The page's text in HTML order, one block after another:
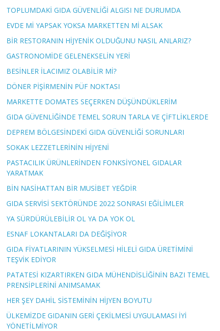
TOPLUMDAKİ GIDA GÜVENLİĞİ ALGISI NE DURUMDA
EVDE Mİ YAPSAK YOKSA MARKETTEN Mİ ALSAK
BİR RESTORANIN HİJYENİK OLDUĞUNU NASIL ANLARIZ?
GASTRONOMİDE GELENEKSELİN YERİ
BESİNLER İLACIMIZ OLABİLİR Mİ?
DÖNER PİŞİRMENİN PÜF NOKTASI
MARKETTE DOMATES SEÇERKEN DÜŞÜNDÜKLERİM
GIDA GÜVENLİĞİNDE TEMEL SORUN TARLA VE ÇİFTLİKLERDE
DEPREM BÖLGESİNDEKİ GIDA GÜVENLİĞİ SORUNLARI
SOKAK LEZZETLERİNİN HİJYENİ
PASTACILIK ÜRÜNLERİNDEN FONKSİYONEL GIDALAR
YARATMAK
BİN NASİHATTAN BİR MUSİBET YEĞDİR
GIDA SERVİSİ SEKTÖRÜNDE 2022 SONRASI EĞİLİMLER
YA SÜRDÜRÜLEBİLİR OL YA DA YOK OL
ESNAF LOKANTALARI DA DEĞİŞİYOR
GIDA FİYATLARININ YÜKSELMESİ HİLELİ GIDA ÜRETİMİNİ
TEŞVİK EDİYOR
PATATESİ KIZARTIRKEN GIDA MÜHENDİSLİĞİNİN BAZI TEMEL
PRENSİPLERİNİ ANIMSAMAK
HER ŞEY DAHİL SİSTEMİNİN HİJYEN BOYUTU
ÜLKEMİZDE GIDANIN GERİ ÇEKİLMESİ UYGULAMASI İYİ
YÖNETİLMİYOR